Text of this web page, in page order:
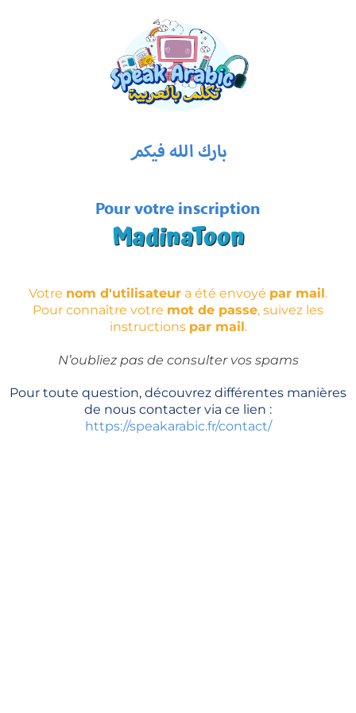
بارك الله فيكم
Pour votre inscription
MadinaToon
Votre nom d'utilisateur a été envoyé par mail.
Pour connaître votre mot de passe, suivez les
instructions par mail.
N’oubliez pas de consulter vos spams
Pour toute question, découvrez différentes manières
de nous contacter via ce lien :
https://speakarabic.fr/contact/